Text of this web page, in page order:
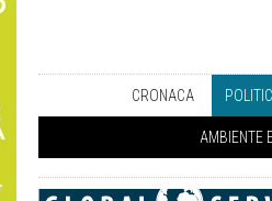
CRONACA
AMBIENTE